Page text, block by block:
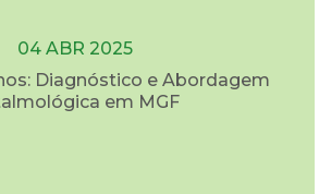
04 ABR 2025
Diagnóstico e Abordagem
em MGF